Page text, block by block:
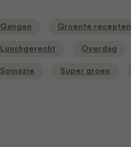
Gangen Groente recepten
Lunchgerecht Overdag
Spinazie Super groen